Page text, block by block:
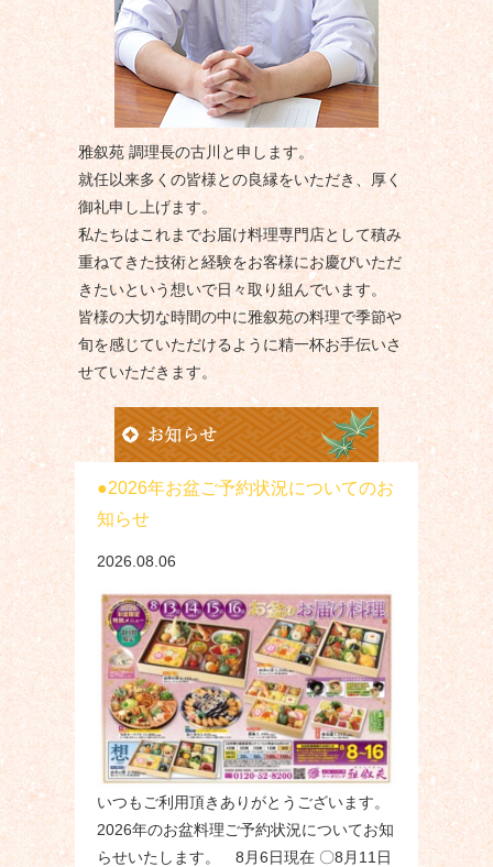
雅叙苑 調理長の古川と申します。
就任以来多くの皆様との良縁をいただき、厚く
御礼申し上げます。
私たちはこれまでお届け料理専門店として積み
重ねてきた技術と経験をお客様にお慶びいただ
きたいという想いで日々取り組んでいます。
皆様の大切な時間の中に雅叙苑の料理で季節や
旬を感じていただけるように精一杯お手伝いさ
せていただきます。
2026年お盆ご予約状況についてのお
知らせ
2026.08.06
いつもご利用頂きありがとうございます。
2026年のお盆料理ご予約状況についてお知
らせいたします。 8月6日現在 〇8月11日